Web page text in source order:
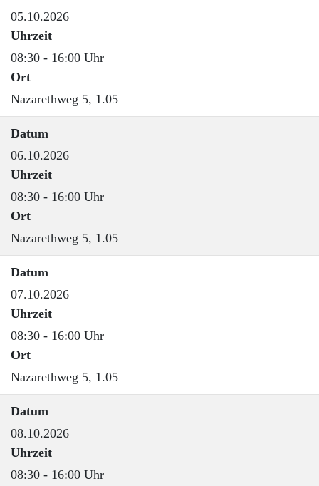
05.10.2026
Uhrzeit
08:30 - 16:00 Uhr
Ort
Nazarethweg 5, 1.05
Datum
06.10.2026
Uhrzeit
08:30 - 16:00 Uhr
Ort
Nazarethweg 5, 1.05
Datum
07.10.2026
Uhrzeit
08:30 - 16:00 Uhr
Ort
Nazarethweg 5, 1.05
Datum
08.10.2026
Uhrzeit
08:30 - 16:00 Uhr